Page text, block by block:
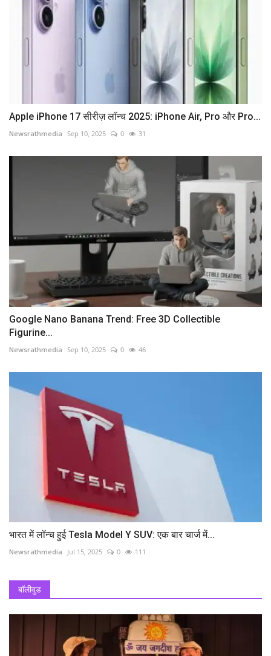
Apple iPhone 17 सीरीज़ लॉन्च 2025: iPhone Air, Pro और Pro...
Newsrathmedia Sep 10, 2025 0 31
Google Nano Banana Trend: Free 3D Collectible
Figurine...
Newsrathmedia Sep 10, 2025 0 46
भारत में लॉन्च हुई Tesla Model Y SUV: एक बार चार्ज में...
Newsrathmedia Jul 15, 2025 0 111
बॉलीवुड